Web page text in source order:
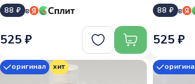
88 ₽ в
525 ₽
88 ₽ в
525 ₽
оригинал хит